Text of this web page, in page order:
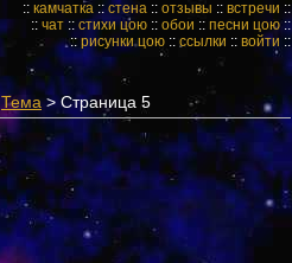
:: камчатка ::стена :: отзывы :: встречи ::
:: чат :: стихи цою :: обои :: песни цою::
::рисунки цою :: ссылки :: войти ::
Тема> Страница 5